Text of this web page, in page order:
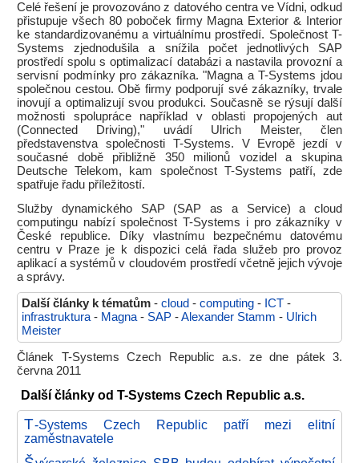
Celé řešení je provozováno z datového centra ve Vídni, odkud
přistupuje všech 80 poboček firmy Magna Exterior & Interior
ke standardizovanému a virtuálnímu prostředí. Společnost T-
Systems zjednodušila a snížila počet jednotlivých SAP
prostředí spolu s optimalizací databázi a nastavila provozní a
servisní podmínky pro zákazníka. "Magna a T-Systems jdou
společnou cestou. Obě firmy podporují své zákazníky, trvale
inovují a optimalizují svou produkci. Současně se rýsují další
možnosti spolupráce například v oblasti propojených aut
(Connected Driving)," uvádí Ulrich Meister, člen
představenstva společnosti T-Systems. V Evropě jezdí v
současné době přibližně 350 milionů vozidel a skupina
Deutsche Telekom, kam společnost T-Systems patří, zde
spatřuje řadu příležitostí.
Služby dynamického SAP (SAP as a Service) a cloud
computingu nabízí společnost T-Systems i pro zákazníky v
České republice. Díky vlastnímu bezpečnému datovému
centru v Praze je k dispozici celá řada služeb pro provoz
aplikací a systémů v cloudovém prostředí včetně jejich vývoje
a správy.
Další články k tématům - cloud - computing - ICT -
infrastruktura - Magna - SAP -Alexander Stamm - Ulrich
Meister
Článek T-Systems Czech Republic a.s. ze dne pátek 3.
června 2011
Další články od T-Systems Czech Republic a.s.
T-Systems Czech Republic patří mezi elitní
zaměstnavatele